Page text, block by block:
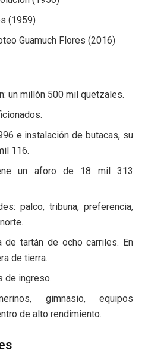
(1959)
Guamuch Flores (2016)
un millón 500 mil quetzales.
e instalación de butacas, su
116.
un aforo de 18 mil 313
palco, tribuna, preferencia,
de tartán de ocho carriles. En
de tierra.
de ingreso.
gimnasio, equipos
de alto rendimiento.